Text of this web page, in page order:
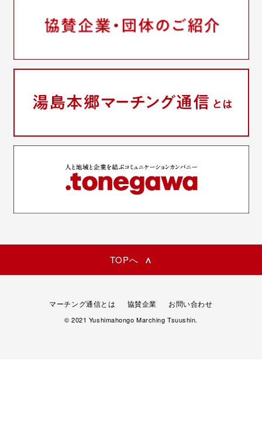
TOPへ
マーチング通信とは 協賛企業 お問い合わせ
© 2021 Yushimahongo Marching Tsuushin.